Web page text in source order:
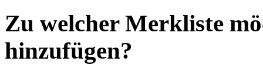
Zu welcher Merkliste
hinzufügen?